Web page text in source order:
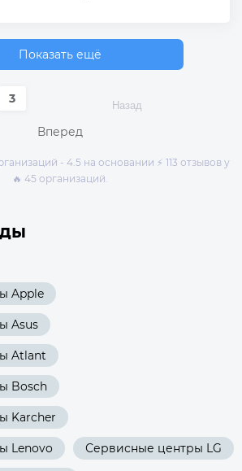
Показать ещё
Назад
3
Вперед
- 4.5 на основании ⚡ 113 отзывов у
🔥 45 организаций.
Apple
Asus
Atlant
Bosch
Karcher
Lenovo Сервисные центры LG